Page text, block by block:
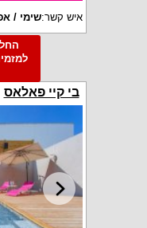
איש קשר:שימי /
בי קיי פאלאס